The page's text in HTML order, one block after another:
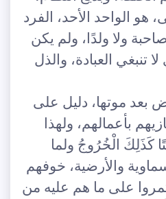
هو الواحد الأحد، الفرد
ولا ولدًا، ولم يكن
تنبغي العبادة، والذل
بعد موتها، دليل على
بأعمالهم، ولهذا
كَذَلِكَ الْخُرُوجُ ولما
والأرضية، خوفهم
على ما هم عليه من